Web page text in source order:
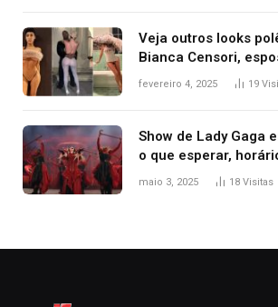
Veja outros looks
Bianca Censori,
West que apareceu
fevereiro 4, 2025 19
Show de Lady Gaga
o que esperar,
onde assistir
maio 3, 2025 18 Visitas